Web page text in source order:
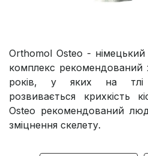
Orthomol Osteo - німецький
комплекс
років, у яких на тлі
розвивається крихкість
Osteo рекомендований
зміцнення скелету.